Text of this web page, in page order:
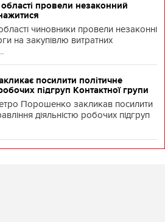
провели незаконний
чиновники провели незаконні
на закупівлю витратних
посилити політичне
підгруп Контактної групи
Порошенко закликав посилити
діяльністю робочих підгруп